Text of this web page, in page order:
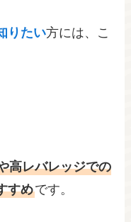
りたい方には、こ
高レバレッジでの
すめです。